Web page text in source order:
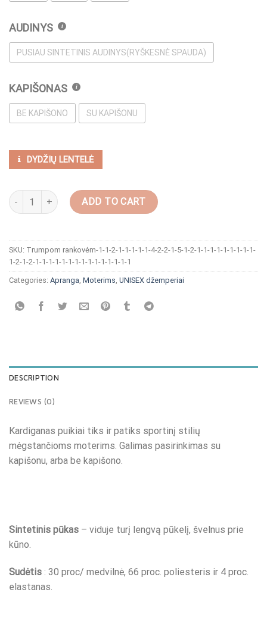
AUDINYS
PUSIAU SINTETINIS AUDINYS(RYŠKESNĖ SPAUDA)
KAPIŠONAS
BE KAPIŠONO SU KAPIŠONU
DYDŽIŲ LENTELĖ
Kardiganas "Juoda abstrakcija" quantity
ADD TO CART
SKU: Trumpom rankovėm-1-1-2-1-1-1-1-1-4-2-2-1-5-1-2-1-1-1-1-1-1-1-1-1-
1-2-1-2-1-1-1-1-1-1-1-1-1-1-1-1-1-1-1
Categories: Apranga Moterims UNISEX džemperiai
DESCRIPTION
REVIEWS (0)
Kardiganas puikiai tiks ir patiks sportinį stilių
mėgstančioms moterims. Galimas pasirinkimas su
kapišonu, arba be kapišono.
Sintetinis pūkas – viduje turį lengvą pūkelį, švelnus prie
kūno.
Sudėtis : 30 proc/ medvilnė, 66 proc. poliesteris ir 4 proc.
elastanas.